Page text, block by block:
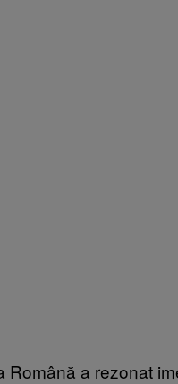
Română a rezonat